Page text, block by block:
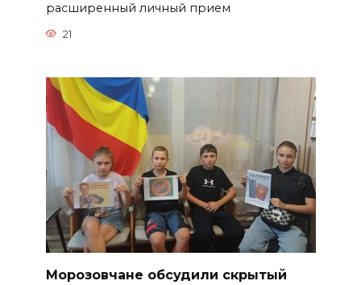
расширенный личный прием
21
Морозовчане обсудили скрытый